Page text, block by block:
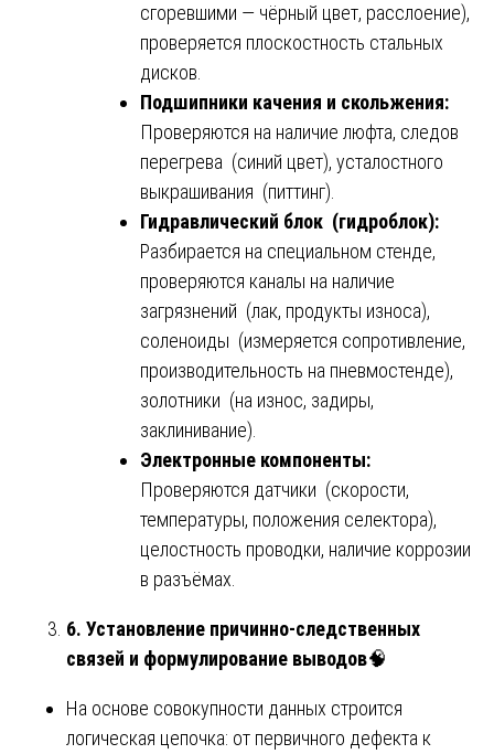
сгоревшими — чёрный цвет, расслоение),
проверяется плоскостность стальных
дисков.
Подшипники качения и скольжения:
Проверяются на наличие люфта, следов
перегрева (синий цвет), усталостного
выкрашивания (питтинг).
Гидравлический блок (гидроблок):
Разбирается на специальном стенде,
проверяются каналы на наличие
загрязнений (лак, продукты износа),
соленоиды (измеряется сопротивление,
производительность на пневмостенде),
золотники (на износ, задиры,
заклинивание).
Электронные компоненты:
Проверяются датчики (скорости,
температуры, положения селектора),
целостность проводки, наличие коррозии
в разъёмах.
6. Установление причинно-следственных
связей и формулирование выводов🧠
На основе совокупности данных строится
логическая цепочка: от первичного дефекта к